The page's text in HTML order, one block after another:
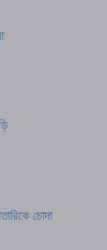
চোদা